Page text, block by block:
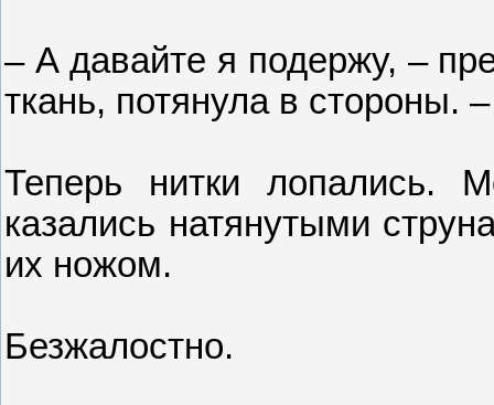
– А давайте я подержу, –
ткань, потянула в стороны.
Теперь нитки лопались.
казались натянутыми
их ножом.
Безжалостно.